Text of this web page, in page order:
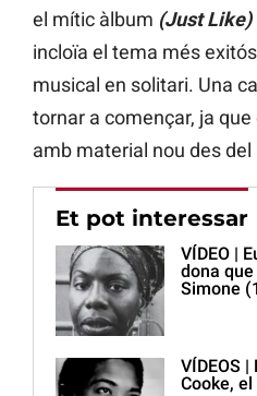
el mític àlbum (Just Like)
incloïa el tema més
musical en solitari. Una
tornar a començar, ja
amb material nou des del
Et pot interessar
VÍDEO |
dona
Simone
VÍDEOS |
Cooke,